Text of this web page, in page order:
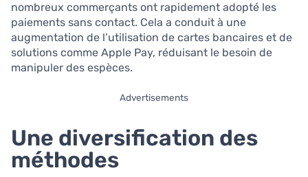
nombreux commerçants ont rapidement adopté les
paiements sans contact. Cela a conduit à une
augmentation de l’utilisation de cartes bancaires et de
solutions comme Apple Pay, réduisant le besoin de
manipuler des espèces.
Advertisements
Une diversification des
méthodes